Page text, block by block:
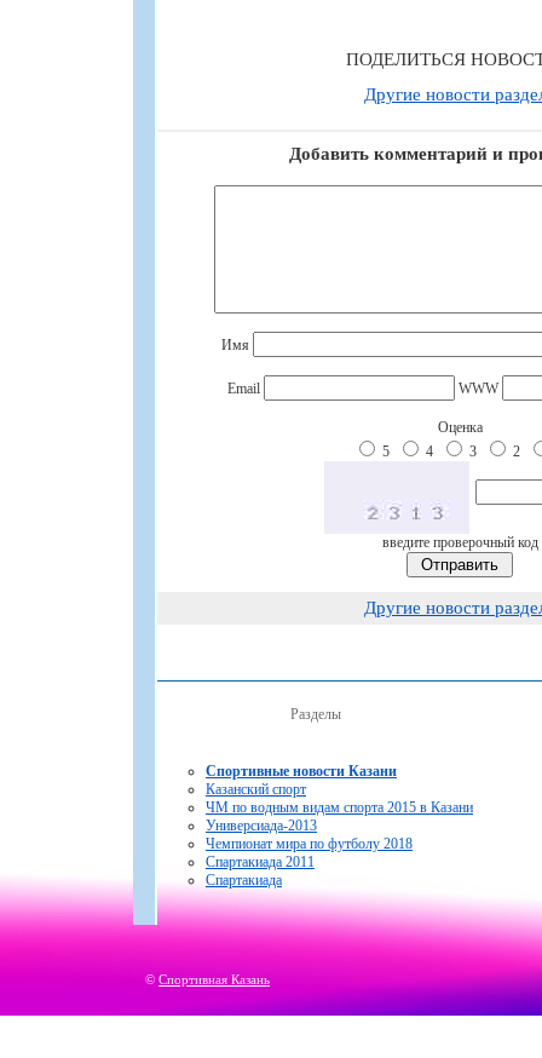
ПОДЕЛИТЬСЯ
Другие новости
Добавить комментарий и
Имя
Email WWW
Оценка
5
4 3 2
введите проверочный код
Другие новости
Разделы
Спортивные новости Казани
Казанский спорт
ЧМ по водным видам спорта 2015 в Казани
Универсиада-2013
Чемпионат мира по футболу 2018
Спартакиада 2011
Спартакиада
© Спортивная Казань